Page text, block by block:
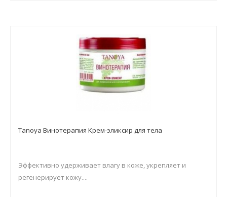
Tanoya Винотерапия Крем-эликсир для тела
Эффективно удерживает влагу в коже, укрепляет и
регенерирует кожу....